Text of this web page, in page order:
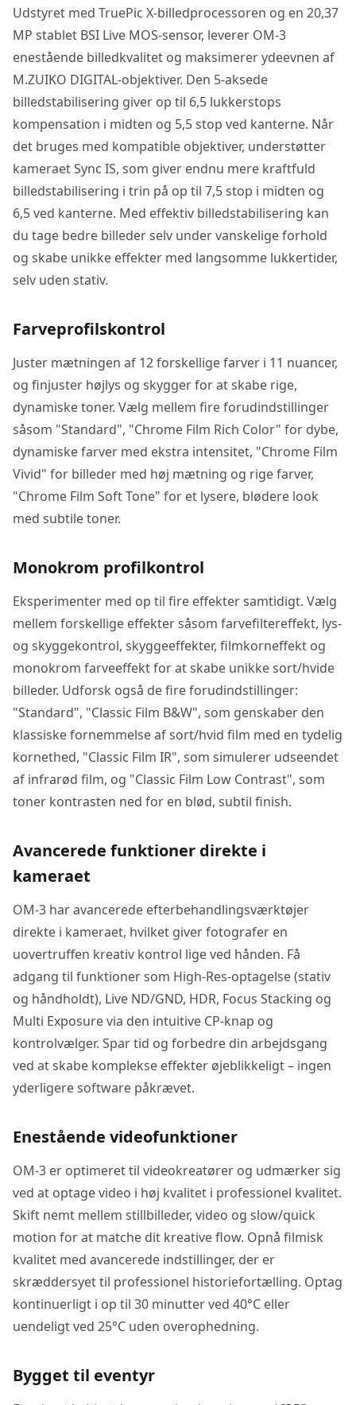
Udstyret med TruePic X-billedprocessoren og en 20,37
MP stablet BSI Live MOS-sensor, leverer OM-3
enestående billedkvalitet og maksimerer ydeevnen af ​​
M.ZUIKO DIGITAL-objektiver. Den 5-aksede
billedstabilisering giver op til 6,5 lukkerstops
kompensation i midten og 5,5 stop ved kanterne. Når
det bruges med kompatible objektiver, understøtter
kameraet Sync IS, som giver endnu mere kraftfuld
billedstabilisering i trin på op til 7,5 stop i midten og
6,5 ved kanterne. Med effektiv billedstabilisering kan
du tage bedre billeder selv under vanskelige forhold
og skabe unikke effekter med langsomme lukkertider,
selv uden stativ.
Farveprofilskontrol
Juster mætningen af ​​12 forskellige farver i 11 nuancer,
og finjuster højlys og skygger for at skabe rige,
dynamiske toner. Vælg mellem fire forudindstillinger
såsom "Standard", "Chrome Film Rich Color" for dybe,
dynamiske farver med ekstra intensitet, "Chrome Film
Vivid" for billeder med høj mætning og rige farver,
"Chrome Film Soft Tone" for et lysere, blødere look
med subtile toner.
Monokrom profilkontrol
Eksperimenter med op til fire effekter samtidigt. Vælg
mellem forskellige effekter såsom farvefiltereffekt, lys-
og skyggekontrol, skyggeeffekter, filmkorneffekt og
monokrom farveeffekt for at skabe unikke sort/hvide
billeder. Udforsk også de fire forudindstillinger:
"Standard", "Classic Film B&W", som genskaber den
klassiske fornemmelse af sort/hvid film med en tydelig
kornethed, "Classic Film IR", som simulerer udseendet
af infrarød film, og "Classic Film Low Contrast", som
toner kontrasten ned for en blød, subtil finish.
Avancerede funktioner direkte i
kameraet
OM-3 har avancerede efterbehandlingsværktøjer
direkte i kameraet, hvilket giver fotografer en
uovertruffen kreativ kontrol lige ved hånden. Få
adgang til funktioner som High-Res-optagelse (stativ
og håndholdt), Live ND/GND, HDR, Focus Stacking og
Multi Exposure via den intuitive CP-knap og
kontrolvælger. Spar tid og forbedre din arbejdsgang
ved at skabe komplekse effekter øjeblikkeligt – ingen
yderligere software påkrævet.
Enestående videofunktioner
OM-3 er optimeret til videokreatører og udmærker sig
ved at optage video i høj kvalitet i professionel kvalitet.
Skift nemt mellem stillbilleder, video og slow/quick
motion for at matche dit kreative flow. Opnå filmisk
kvalitet med avancerede indstillinger, der er
skræddersyet til professionel historiefortælling. Optag
kontinuerligt i op til 30 minutter ved 40°C eller
uendeligt ved 25°C uden overophedning.
Bygget til eventyr